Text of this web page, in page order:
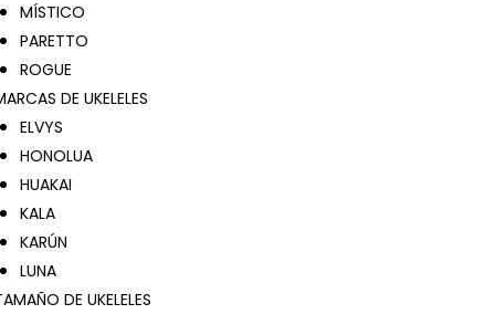
MÍSTICO
PARETTO
ROGUE
DE UKELELES
ELVYS
HONOLUA
HUAKAI
KALA
KARÚN
LUNA
DE UKELELES